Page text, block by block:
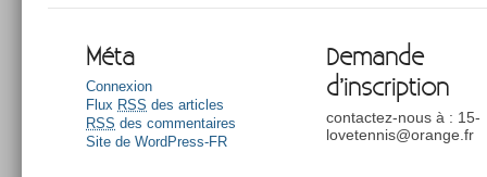
Méta
Connexion
Flux RSS des articles
RSS des commentaires
Site de WordPress-FR
Demande
d’inscription
contactez-nous à : 15-
lovetennis@orange.fr